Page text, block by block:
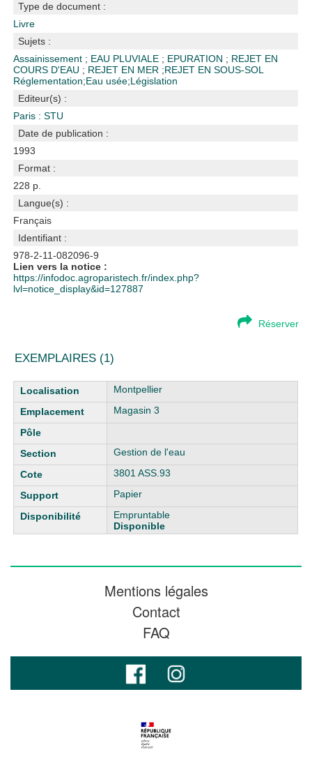
Type de document :
Livre
Sujets :
Assainissement ; EAU PLUVIALE ; EPURATION ; REJET EN
COURS D'EAU ; REJET EN MER ;REJET EN SOUS-SOL
Réglementation;Eau usée;Législation
Editeur(s) :
Paris : STU
Date de publication :
1993
Format :
228 p.
Langue(s) :
Français
Identifiant :
978-2-11-082096-9
Lien vers la notice :
https://infodoc.agroparistech.fr/index.php?
lvl=notice_display&id=127887
Réserver
EXEMPLAIRES (1)
Liste des exemplaires
Montpellier
Magasin 3
Gestion de l'eau
3801 ASS.93
Papier
Empruntable
Disponible
Mentions légales
Contact
FAQ